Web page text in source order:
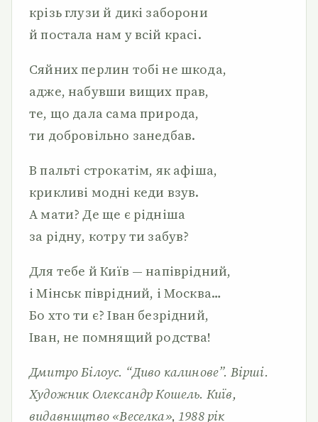
крізь глузи й дикі заборони
й постала нам у всій красі.
Сяйних перлин тобі не шкода,
адже, набувши вищих прав,
те, що дала сама природа,
ти добровільно занедбав.
В пальті строкатім, як афіша,
крикливі модні кеди взув.
А мати? Де ще є рідніша
за рідну, котру ти забув?
Для тебе й Київ — напіврідний,
і Мінськ піврідний, і Москва…
Бо хто ти є? Іван безрідний,
Іван, не помнящий родства!
Дмитро Білоус. “Диво калинове”. Вірші.
Художник Олександр Кошель. Київ,
видавництво «Веселка», 1988 рік